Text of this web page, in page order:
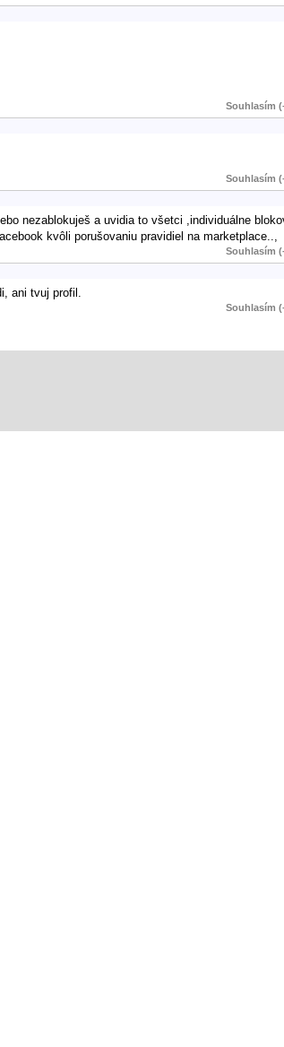
Souhlasím
Souhlasím
nezablokuješ a uvidia to všetci ,individuálne
kvôli porušovaniu pravidiel na marketplace..,
Souhlasím
ani tvuj profil.
Souhlasím